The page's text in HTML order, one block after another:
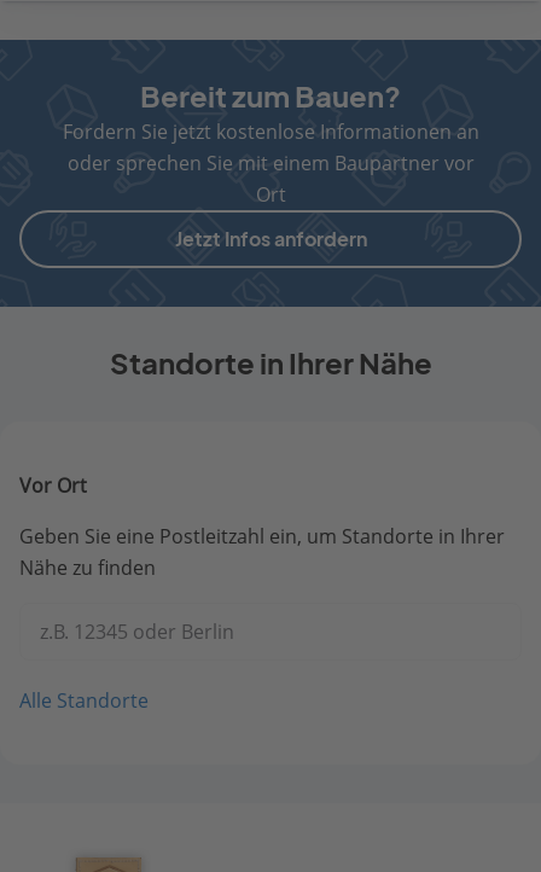
Bereit zum Bauen?
Fordern Sie jetzt kostenlose Informationen an
oder sprechen Sie mit einem Baupartner vor
Ort
Jetzt Infos anfordern
Standorte in Ihrer Nähe
Vor Ort
Geben Sie eine Postleitzahl ein, um Standorte in Ihrer
Nähe zu finden
z.B. 12345 oder Berlin
Alle Standorte